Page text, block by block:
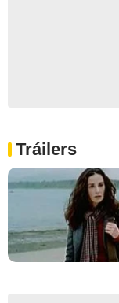
Tráilers